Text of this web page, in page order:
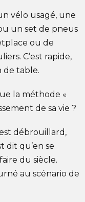
vélo usagé, une
un set de pneus
ou de
C’est rapide,
de table.
la méthode «
de sa vie ?
est débrouillard,
dit qu’en se
du siècle.
au scénario de